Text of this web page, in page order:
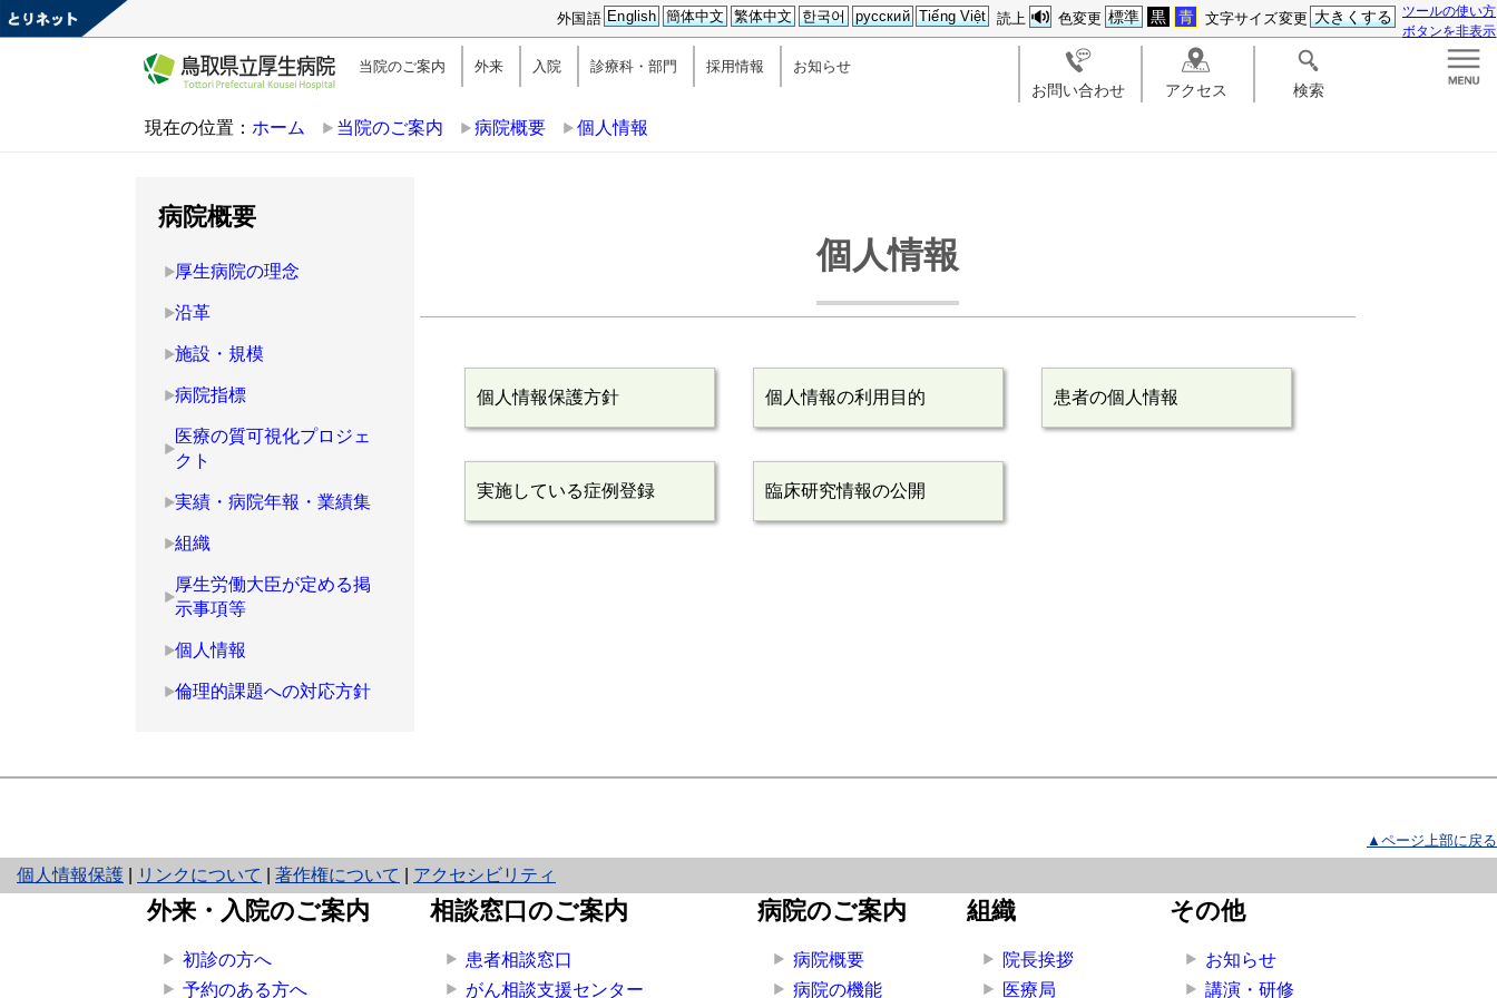
ツールの使い方
ボタンを非表示
文字サイズ変更 大きくする
色変更 標準 黒 青
読上
外国語 English 簡体中文 繁体中文 한국어 русский Tiếng Việt
当院のご案内 外来 入院 診療科・部門 採用情報 お知らせ
お問い合わせ アクセス 検索
現在の位置： ホーム 当院のご案内 病院概要 個人情報
病院概要
厚生病院の理念
沿革
施設・規模
病院指標
医療の質可視化プロジェ
クト
実績・病院年報・業績集
組織
厚生労働大臣が定める掲
示事項等
個人情報
倫理的課題への対応方針
個人情報
個人情報保護方針 個人情報の利用目的 患者の個人情報
実施している症例登録 臨床研究情報の公開
▲ページ上部に戻る
個人情報保護
と
り
ネ
リンクについて 著作権について アクセシビリティ
外来・入院のご案内
初診の方へ
予約のある方へ
相談窓口のご案内
患者相談窓口
がん相談支援センター
病院のご案内
病院概要
病院の機能
組織
院長挨拶
医療局
その他
お知らせ
講演・研修